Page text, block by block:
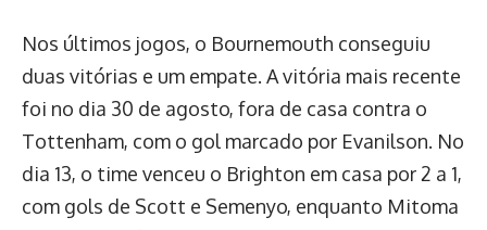
Nos últimos jogos, o Bournemouth conseguiu
duas vitórias e um empate. A vitória mais recente
foi no dia 30 de agosto, fora de casa contra o
Tottenham, com o gol marcado por Evanilson. No
dia 13, o time venceu o Brighton em casa por 2 a 1,
com gols de Scott e Semenyo, enquanto Mitoma